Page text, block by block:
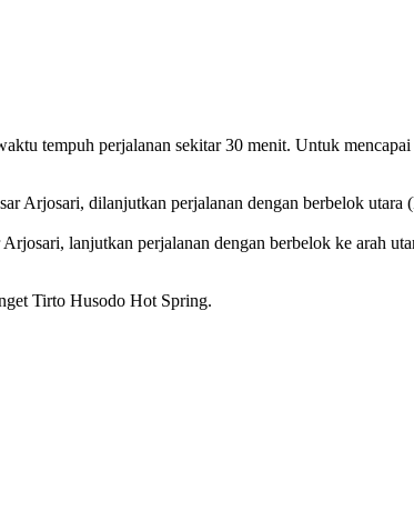
tempuh perjalanan sekitar 30 menit. Untuk
Arjosari, dilanjutkan perjalanan dengan berbelok utara
lanjutkan perjalanan dengan berbelok ke arah
Tirto Husodo Hot Spring.